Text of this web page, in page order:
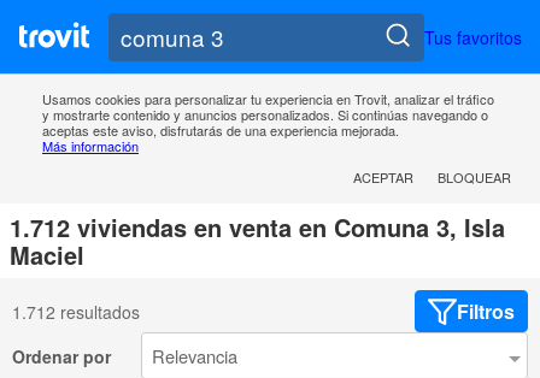
Tus favoritos
Usamos cookies para personalizar tu experiencia en Trovit, analizar el tráfico
y mostrarte contenido y anuncios personalizados. Si continúas navegando o
aceptas este aviso, disfrutarás de una experiencia mejorada.
Más información
ACEPTAR
BLOQUEAR
1.712 viviendas en venta en Comuna 3, Isla
Maciel
1.712 resultados Filtros
Ordenar por